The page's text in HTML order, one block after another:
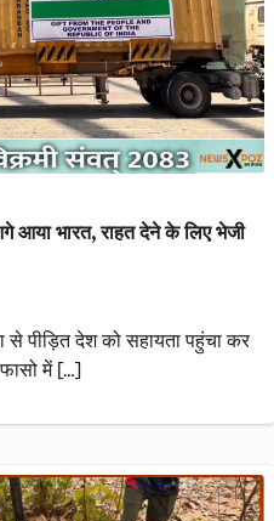
आया भारत, राहत देने के लिए भेजी
से पीड़ित देश को सहायता पहुंचा कर
में […]